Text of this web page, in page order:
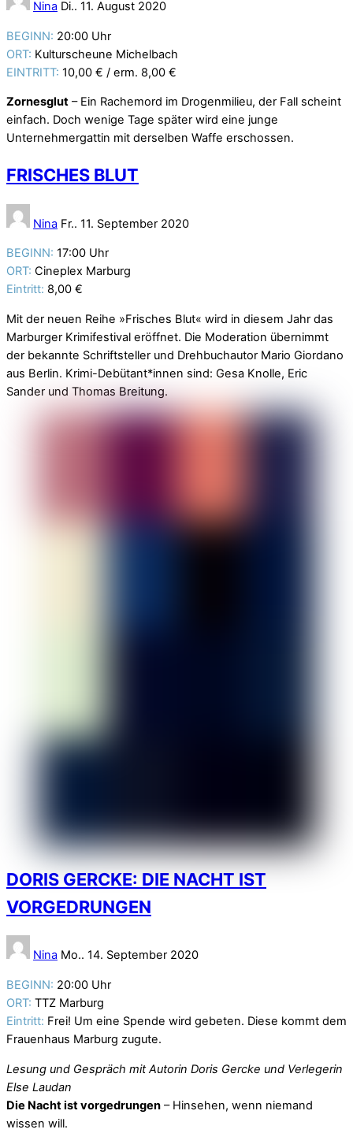
Nina Di.. 11. August 2020
BEGINN: 20:00 Uhr
ORT: Kulturscheune Michelbach
EINTRITT: 10,00 € / erm. 8,00 €
Zornesglut – Ein Rachemord im Drogenmilieu, der Fall scheint
einfach. Doch wenige Tage später wird eine junge
Unternehmergattin mit derselben Waffe erschossen.
FRISCHES BLUT
Nina Fr.. 11. September 2020
BEGINN: 17:00 Uhr
ORT: Cineplex Marburg
Eintritt: 8,00 €
Mit der neuen Reihe »Frisches Blut« wird in diesem Jahr das
Marburger Krimifestival eröffnet. Die Moderation übernimmt
der bekannte Schriftsteller und Drehbuchautor Mario Giordano
aus Berlin. Krimi-Debütant*innen sind: Gesa Knolle, Eric
Sander und Thomas Breitung.
DORIS GERCKE: DIE NACHT IST
VORGEDRUNGEN
Nina Mo.. 14. September 2020
BEGINN: 20:00 Uhr
ORT: TTZ Marburg
Eintritt: Frei! Um eine Spende wird gebeten. Diese kommt dem
Frauenhaus Marburg zugute.
Lesung und Gespräch mit Autorin Doris Gercke und Verlegerin
Else Laudan
Die Nacht ist vorgedrungen – Hinsehen, wenn niemand
wissen will.